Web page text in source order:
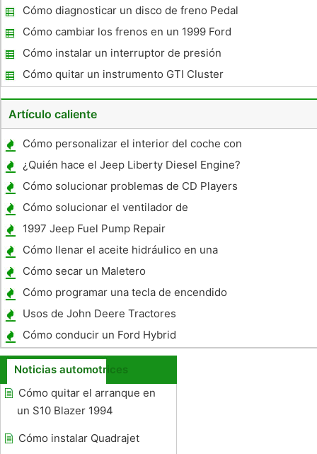
Cómo diagnosticar un disco de freno Pedal
Cómo cambiar los frenos en un 1999 Ford
Taurus
Cómo instalar un interruptor de presión
universal
Cómo quitar un instrumento GTI Cluster
1998
Artículo caliente
Cómo personalizar el interior del coche con
material de tela
¿Quién hace el Jeep Liberty Diesel Engine?
Cómo solucionar problemas de CD Players
Coche
Cómo solucionar el ventilador de
refrigeración en un Saturn
1997 Jeep Fuel Pump Repair
Cómo llenar el aceite hidráulico en una
carretilla
Cómo secar un Maletero
Cómo programar una tecla de encendido
Pontiac
Usos de John Deere Tractores
Cómo conducir un Ford Hybrid
Noticias automotrices
Cómo quitar el arranque en
un S10 Blazer 1994
Cómo instalar Quadrajet